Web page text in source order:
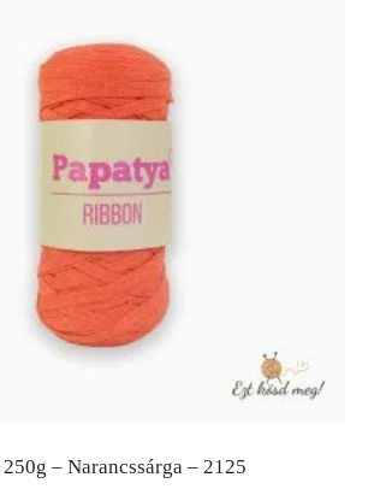
– Narancssárga – 2125